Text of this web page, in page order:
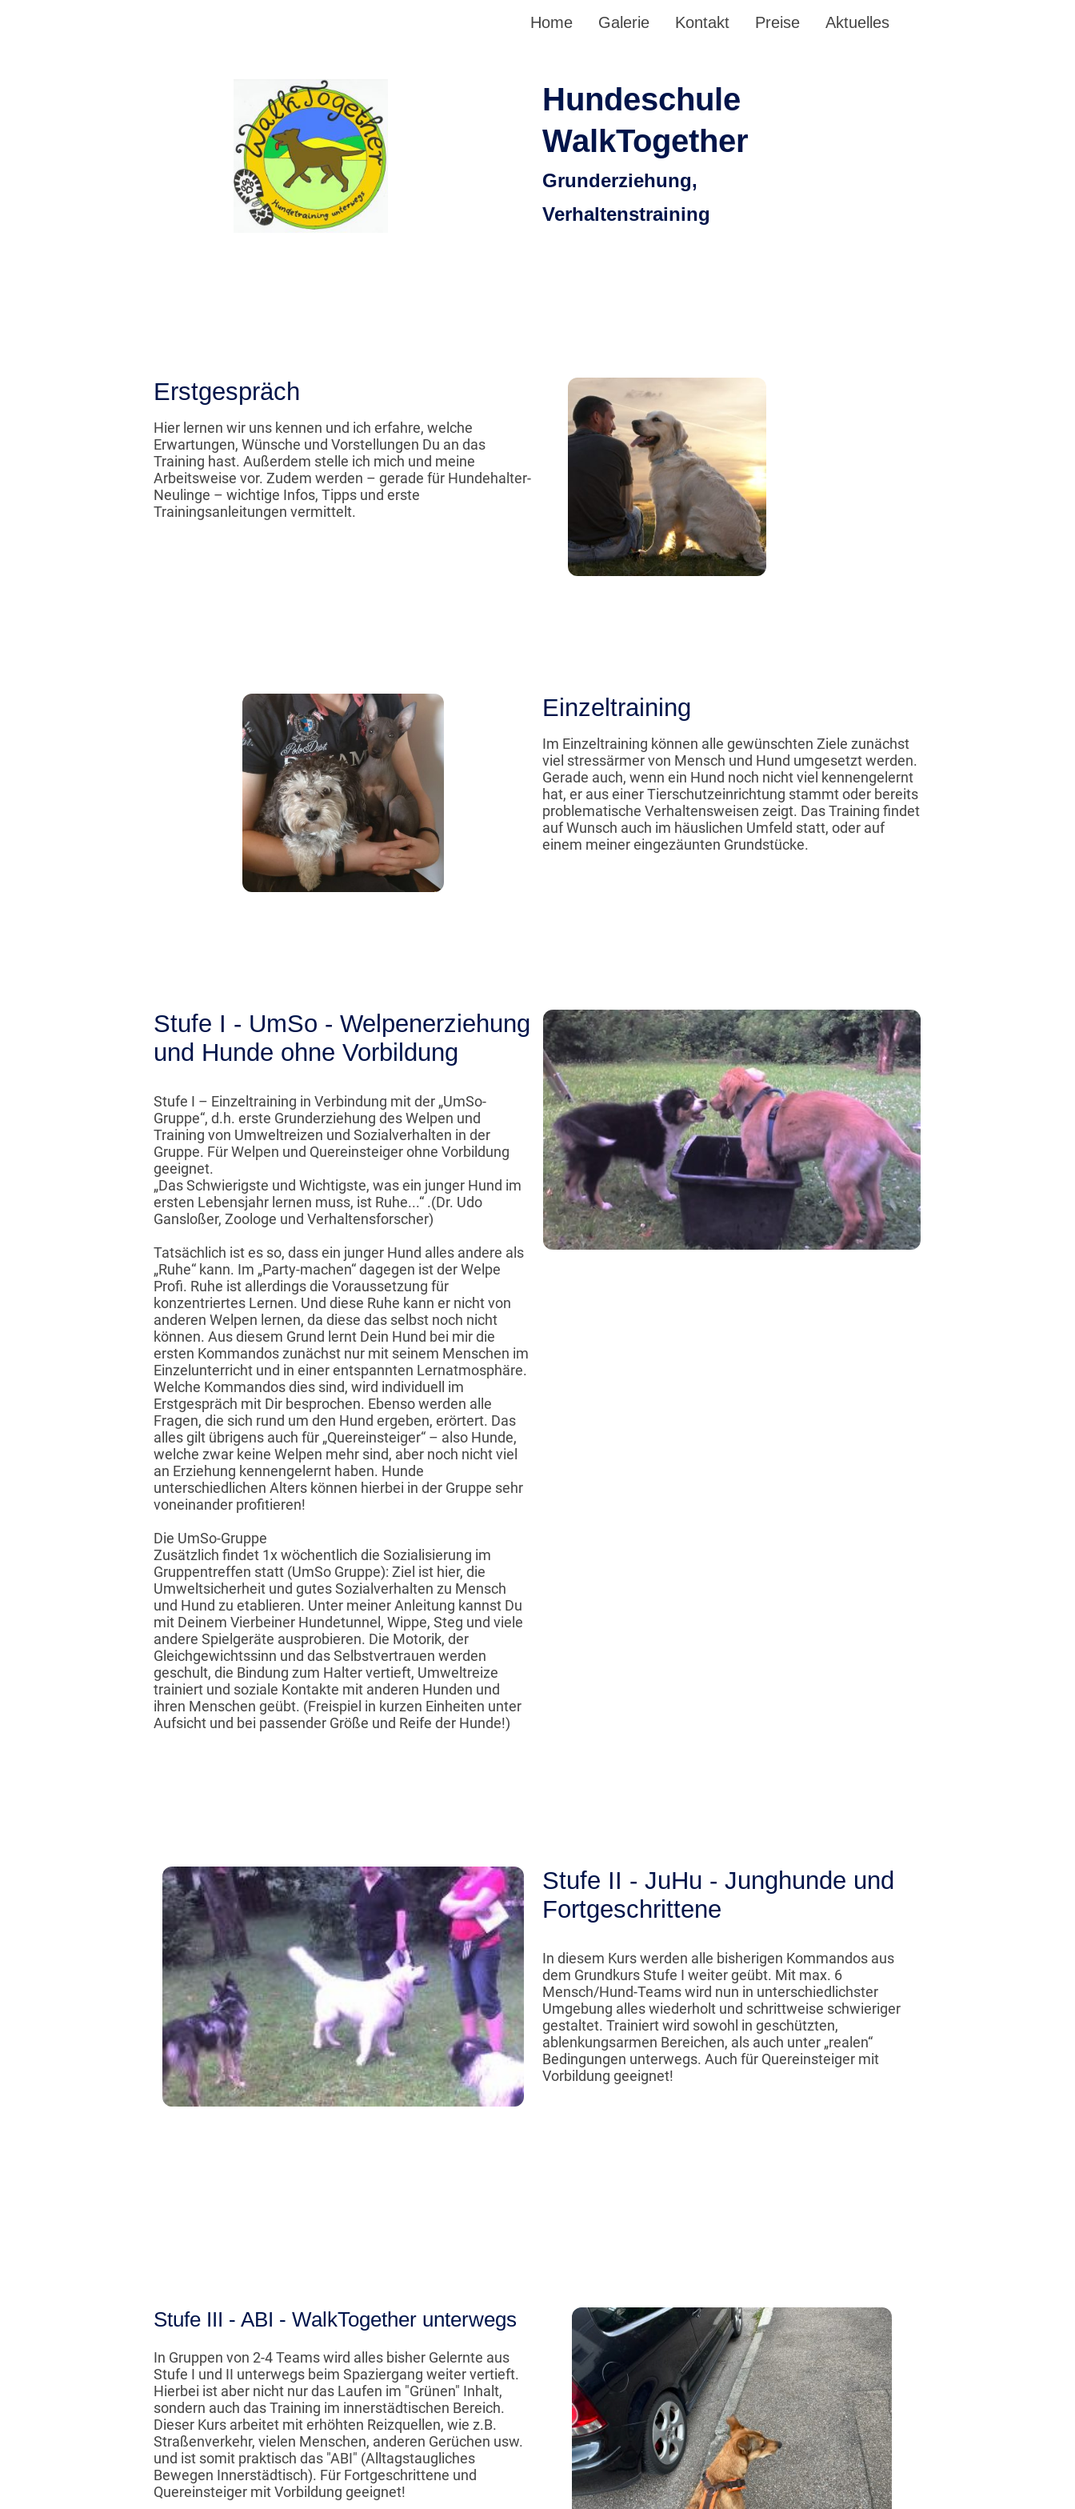
Home Galerie Kontakt Preise Aktuelles
Hundeschule
WalkTogether
Grunderziehung,
Verhaltenstraining
Erstgespräch
Hier lernen wir uns kennen und ich erfahre, welche
Erwartungen, Wünsche und Vorstellungen Du an das
Training hast. Außerdem stelle ich mich und meine
Arbeitsweise vor. Zudem werden – gerade für Hundehalter-
Neulinge – wichtige Infos, Tipps und erste
Trainingsanleitungen vermittelt.
Einzeltraining
Im Einzeltraining können alle gewünschten Ziele zunächst
viel stressärmer von Mensch und Hund umgesetzt werden.
Gerade auch, wenn ein Hund noch nicht viel kennengelernt
hat, er aus einer Tierschutzeinrichtung stammt oder bereits
problematische Verhaltensweisen zeigt. Das Training findet
auf Wunsch auch im häuslichen Umfeld statt, oder auf
einem meiner eingezäunten Grundstücke.
Stufe I - UmSo - Welpenerziehung
und Hunde ohne Vorbildung
Stufe I – Einzeltraining in Verbindung mit der „UmSo-
Gruppe“, d.h. erste Grunderziehung des Welpen und
Training von Umweltreizen und Sozialverhalten in der
Gruppe. Für Welpen und Quereinsteiger ohne Vorbildung
geeignet.
„Das Schwierigste und Wichtigste, was ein junger Hund im
ersten Lebensjahr lernen muss, ist Ruhe...“ .(Dr. Udo
Gansloßer, Zoologe und Verhaltensforscher)
Tatsächlich ist es so, dass ein junger Hund alles andere als
„Ruhe“ kann. Im „Party-machen“ dagegen ist der Welpe
Profi. Ruhe ist allerdings die Voraussetzung für
konzentriertes Lernen. Und diese Ruhe kann er nicht von
anderen Welpen lernen, da diese das selbst noch nicht
können. Aus diesem Grund lernt Dein Hund bei mir die
ersten Kommandos zunächst nur mit seinem Menschen im
Einzelunterricht und in einer entspannten Lernatmosphäre.
Welche Kommandos dies sind, wird individuell im
Erstgespräch mit Dir besprochen. Ebenso werden alle
Fragen, die sich rund um den Hund ergeben, erörtert. Das
alles gilt übrigens auch für „Quereinsteiger“ – also Hunde,
welche zwar keine Welpen mehr sind, aber noch nicht viel
an Erziehung kennengelernt haben. Hunde
unterschiedlichen Alters können hierbei in der Gruppe sehr
voneinander profitieren!
Die UmSo-Gruppe
Zusätzlich findet 1x wöchentlich die Sozialisierung im
Gruppentreffen statt (UmSo Gruppe): Ziel ist hier, die
Umweltsicherheit und gutes Sozialverhalten zu Mensch
und Hund zu etablieren. Unter meiner Anleitung kannst Du
mit Deinem Vierbeiner Hundetunnel, Wippe, Steg und viele
andere Spielgeräte ausprobieren. Die Motorik, der
Gleichgewichtssinn und das Selbstvertrauen werden
geschult, die Bindung zum Halter vertieft, Umweltreize
trainiert und soziale Kontakte mit anderen Hunden und
ihren Menschen geübt. (Freispiel in kurzen Einheiten unter
Aufsicht und bei passender Größe und Reife der Hunde!)
Stufe II - JuHu - Junghunde und
Fortgeschrittene
In diesem Kurs werden alle bisherigen Kommandos aus
dem Grundkurs Stufe I weiter geübt. Mit max. 6
Mensch/Hund-Teams wird nun in unterschiedlichster
Umgebung alles wiederholt und schrittweise schwieriger
gestaltet. Trainiert wird sowohl in geschützten,
ablenkungsarmen Bereichen, als auch unter „realen“
Bedingungen unterwegs. Auch für Quereinsteiger mit
Vorbildung geeignet!
Stufe III - ABI - WalkTogether unterwegs
In Gruppen von 2-4 Teams wird alles bisher Gelernte aus
Stufe I und II unterwegs beim Spaziergang weiter vertieft.
Hierbei ist aber nicht nur das Laufen im "Grünen" Inhalt,
sondern auch das Training im innerstädtischen Bereich.
Dieser Kurs arbeitet mit erhöhten Reizquellen, wie z.B.
Straßenverkehr, vielen Menschen, anderen Gerüchen usw.
und ist somit praktisch das "ABI" (Alltagstaugliches
Bewegen Innerstädtisch). Für Fortgeschrittene und
Quereinsteiger mit Vorbildung geeignet!